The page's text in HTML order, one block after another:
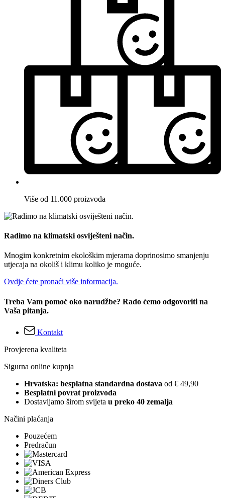
Više od 11.000 proizvoda
Radimo na klimatski osviješteni način.
Mnogim konkretnim ekološkim mjerama doprinosimo smanjenju
utjecaja na okoliš i klimu koliko je moguće.
Ovdje ćete pronaći više informacija.
Treba Vam pomoć oko narudžbe? Rado ćemo odgovoriti na
Vaša pitanja.
Kontakt
Provjerena kvaliteta
Sigurna online kupnja
Hrvatska: besplatna standardna dostava od € 49,90
Besplatni povrat proizvoda
Dostavljamo širom svijeta u preko 40 zemalja
Načini plaćanja
Pouzećem
Predračun